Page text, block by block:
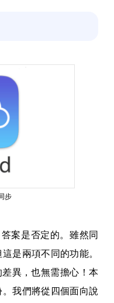
步
案是否定的。雖然同
是兩項不同的功能。
異，也無需擔心！本
我們將從四個面向說